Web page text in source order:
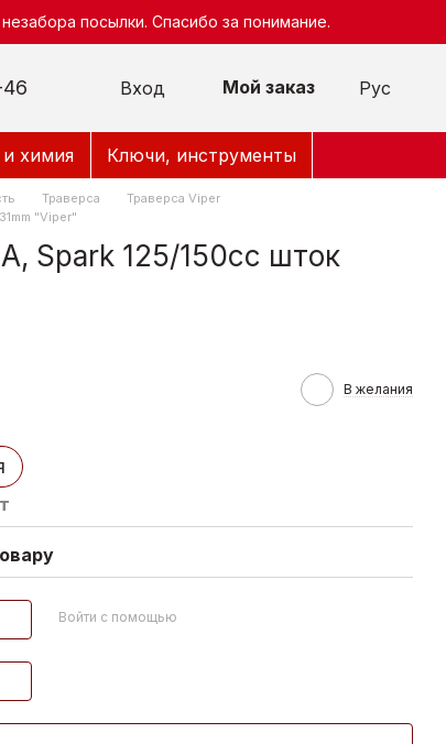
посылки. Спасибо за понимание.
Вход Мой заказ Рус
химия Ключи, инструменты
Траверса
Траверса Viper
"Viper"
Spark 125/150cc шток
В желания
Войти с помощью